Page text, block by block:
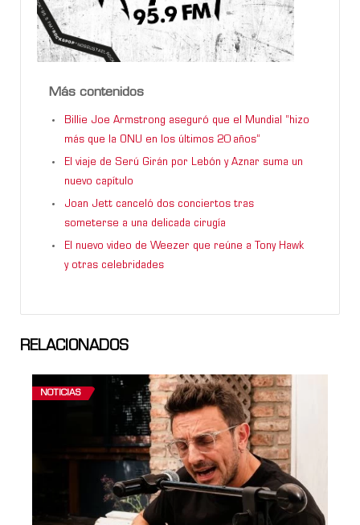
Más contenidos
Billie Joe Armstrong aseguró que el Mundial “hizo
más que la ONU en los últimos 20 años”
El viaje de Serú Girán por Lebón y Aznar suma un
nuevo capítulo
Joan Jett canceló dos conciertos tras
someterse a una delicada cirugía
El nuevo video de Weezer que reúne a Tony Hawk
y otras celebridades
RELACIONADOS
NOTICIAS